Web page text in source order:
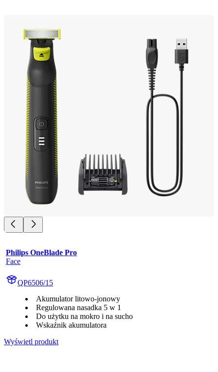
Philips OneBlade Pro
Face
QP6506/15
Akumulator litowo-jonowy
Regulowana nasadka 5 w 1
Do użytku na mokro i na sucho
Wskaźnik akumulatora
Wyświetl produkt